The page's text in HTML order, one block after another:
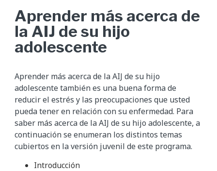
Aprender más acerca de
la AIJ de su hijo
adolescente
Aprender más acerca de la AIJ de su hijo
adolescente también es una buena forma de
reducir el estrés y las preocupaciones que usted
pueda tener en relación con su enfermedad. Para
saber más acerca de la AIJ de su hijo adolescente, a
continuación se enumeran los distintos temas
cubiertos en la versión juvenil de este programa.
Introducción